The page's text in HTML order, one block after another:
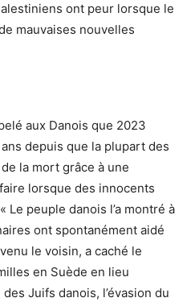
ont peur lorsque le
mauvaises nouvelles
aux Danois que 2023
depuis que la plupart des
la mort grâce à une
lorsque des innocents
Le peuple danois l’a montré à
ont spontanément aidé
le voisin, a caché le
en Suède en lieu
Juifs danois, l’évasion du